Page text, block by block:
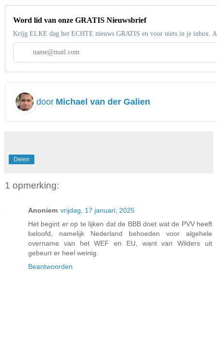
Word lid van onze GRATIS Nieuwsbrief
Krijg ELKE dag het ECHTE nieuws GRATIS en voor niets in je inbox.
door Michael van der Galien
Delen
1 opmerking:
Anoniem vrijdag, 17 januari, 2025
Het begint er op te lijken dat de BBB doet wat de PVV heeft
beloofd, namelijk Nederland behoeden voor algehele
overname van het WEF en EU, want van Wilders uit
gebeurt er heel weinig.
Beantwoorden